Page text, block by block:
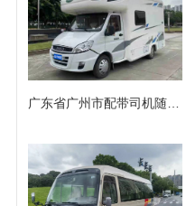
广东省广州市配带司机随驾自驾依维柯房车出租